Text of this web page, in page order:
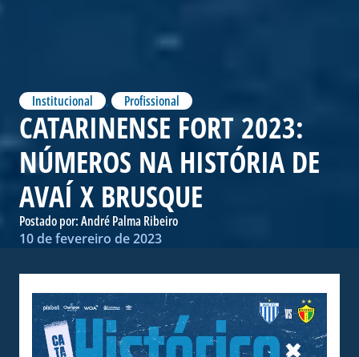
Institucional , Profissional
CATARINENSE FORT 2023:
NÚMEROS NA HISTÓRIA DE
AVAÍ X BRUSQUE
Postado por:André Palma Ribeiro
10 de fevereiro de 2023